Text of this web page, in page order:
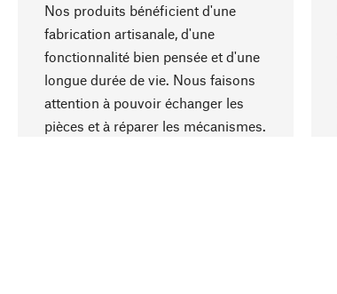
Nos produits bénéficient d'une
fabrication artisanale, d'une
fonctionnalité bien pensée et d'une
longue durée de vie. Nous faisons
attention à pouvoir échanger les
pièces et à réparer les mécanismes.